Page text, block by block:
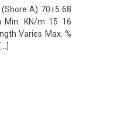
A) 70±5 68
Min. KN/m 15 16
Varies Max. %